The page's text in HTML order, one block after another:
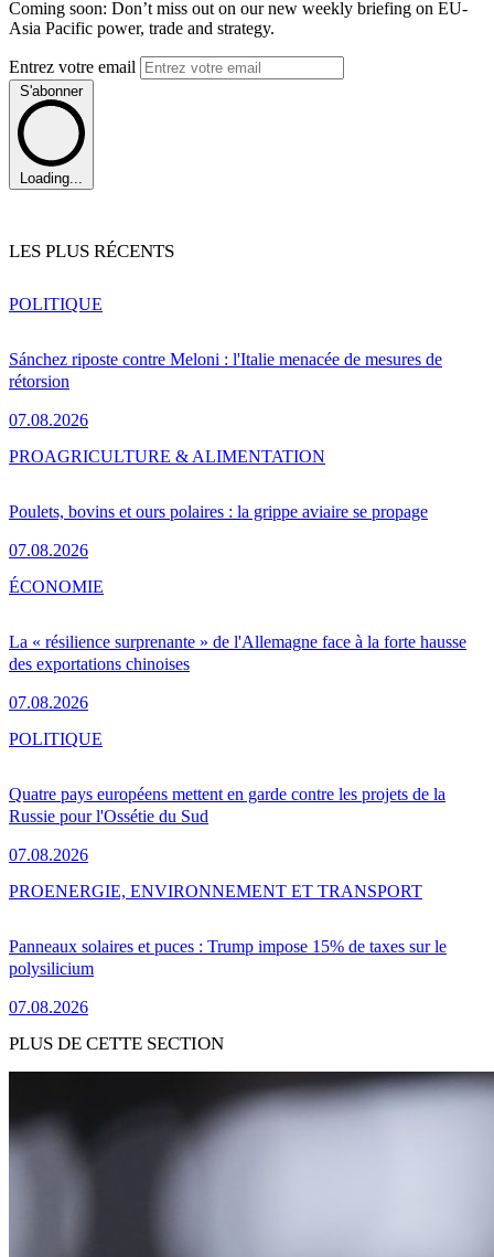
Coming soon: Don’t miss out on our new weekly briefing on EU-
Asia Pacific power, trade and strategy.
Entrez votre email
S'abonner
Loading...
LES PLUS RÉCENTS
Sánchez riposte contre Meloni : l'Italie menacée de mesures de
rétorsion
07.08.2026
POLITIQUE
Poulets, bovins et ours polaires : la grippe aviaire se propage
07.08.2026
PROAGRICULTURE & ALIMENTATION
La « résilience surprenante » de l'Allemagne face à la forte hausse
des exportations chinoises
07.08.2026
ÉCONOMIE
Quatre pays européens mettent en garde contre les projets de la
Russie pour l'Ossétie du Sud
07.08.2026
POLITIQUE
Panneaux solaires et puces : Trump impose 15% de taxes sur le
polysilicium
07.08.2026
PROENERGIE, ENVIRONNEMENT ET TRANSPORT
PLUS DE CETTE SECTION